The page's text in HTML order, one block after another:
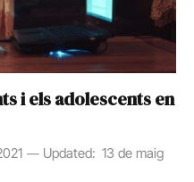
i els adolescents en
Updated: 13 de maig